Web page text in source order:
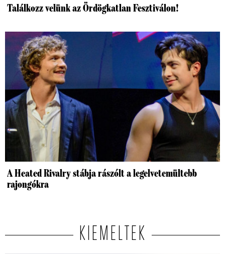
Találkozz velünk az Ördögkatlan Fesztiválon!
A Heated Rivalry stábja rászólt a legelvetemültebb
rajongókra
KIEMELTEK